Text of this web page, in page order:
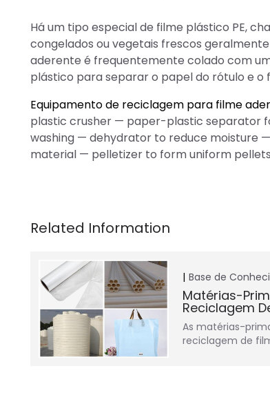
Há um tipo especial de filme plástico PE,
congelados ou vegetais frescos
aderente é frequentemente colado com
plástico para separar o papel do rótulo e o
Equipamento de reciclagem para filme
plastic crusher — paper-plastic separator
washing — dehydrator to reduce moisture
material — pelletizer to form uniform pellets
Base de
Matérias-
Reciclagem
As matérias-
reciclagem de